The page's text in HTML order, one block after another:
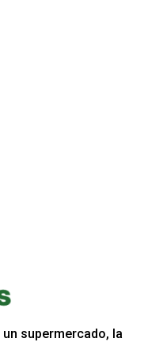
supermercado, la